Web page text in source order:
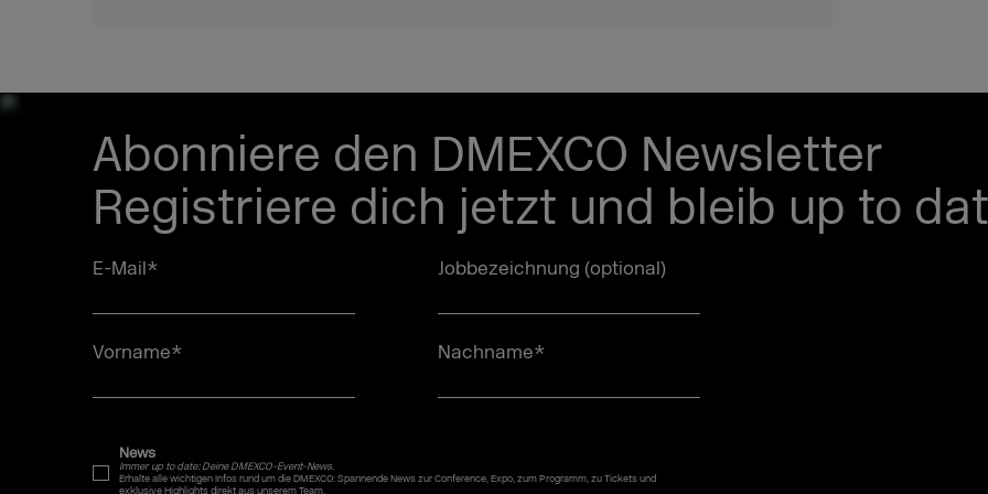
Abonniere den DMEXCO Newsletter
Registriere dich jetzt und bleib up to
E-Mail* Jobbezeichnung (optional)
Vorname* Nachname*
News
Immer up to date: Deine DMEXCO-Event-News.
Erhalte alle wichtigen Infos rund um die DMEXCO: Spannende News zur Conference, Expo, zum Programm, zu Tickets und
exklusive Highlights direkt aus unserem Team.